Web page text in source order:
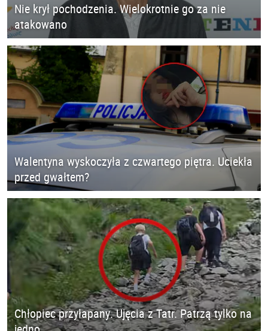
Nie krył pochodzenia. Wielokrotnie go za nie
atakowano
Walentyna wyskoczyła z czwartego piętra. Uciekła
przed gwałtem?
Chłopiec przyłapany. Ujęcia z Tatr. Patrzą tylko na